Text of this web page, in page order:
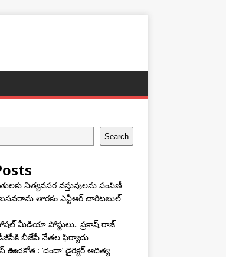
Search
నిత్యవసర వస్తువులను పంపిణీ
తారకం ఎన్టీఆర్ చారిటబుల్
మీడియా పోస్టులు.. ప్రకాష్ రాజ్
బీజేపీ నేతల ఫిర్యాదు
: ‘దందా’ డైరెక్ట‌ర్ ఆదిత్య